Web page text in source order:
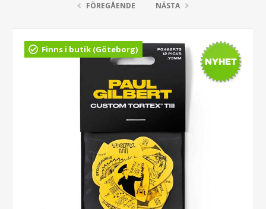
FÖREGÅENDE NÄSTA
Finns i butik (Göteborg)